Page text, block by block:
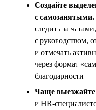
Создайте
с самозанятыми.
следить за
с руководством,
и отмечать
через формат
благодарности
Чаще выезжайте
и